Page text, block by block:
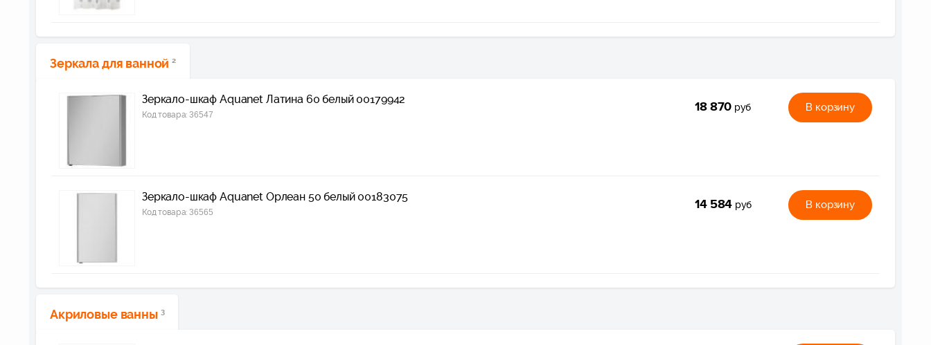
Зеркала для ванной 2
Зеркало-шкаф Aquanet Латина 60 белый 00179942
Код товара:36547 18 870 руб В корзину
Зеркало-шкаф Aquanet Орлеан 50 белый 00183075
Код товара:36565 14 584 руб В корзину
Акриловые ванны 3